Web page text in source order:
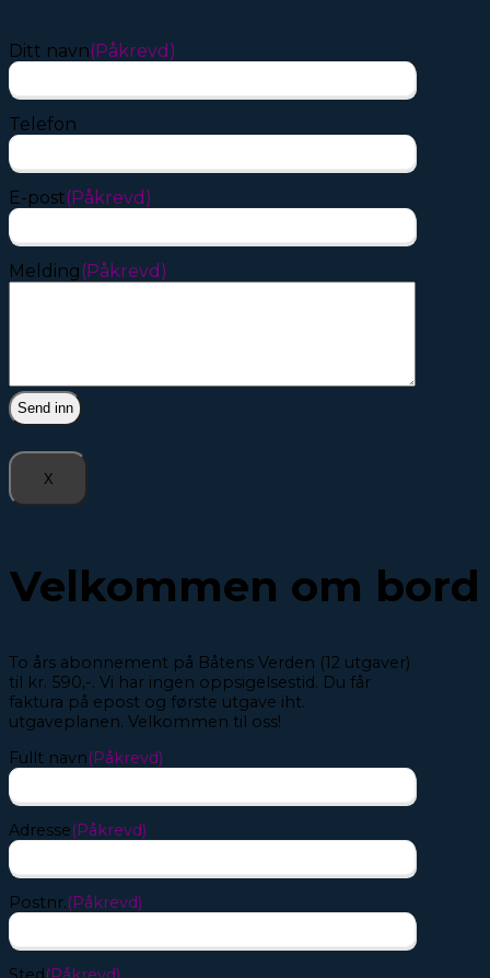
Ditt navn(Påkrevd)
Telefon
E-post(Påkrevd)
Melding (Påkrevd)
X
Velkommen om bord
To års abonnement på Båtens Verden (12 utgaver)
til kr. 590,-. Vi har ingen oppsigelsestid. Du får
faktura på epost og første utgave iht.
utgaveplanen. Velkommen til oss!
Fullt navn(Påkrevd)
Adresse(Påkrevd)
Postnr.(Påkrevd)